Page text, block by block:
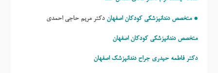
* متخصص دندانپزشکی کودکان اصفهان دکتر مریم حاجی احمدی
متخصص دندانپزشکی کودکان اصفهان
دکتر فاطمه حیدری جراح دندانپزشک اصفهان